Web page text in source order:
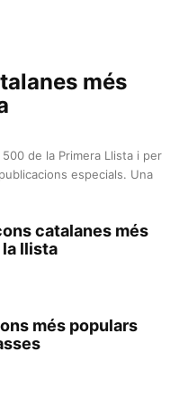
més
de la Primera Llista i per
especials. Una
catalanes més
la llista
més populars